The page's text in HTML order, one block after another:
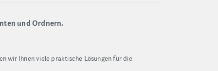
und Ordnern.
wir Ihnen viele praktische Lösungen für die